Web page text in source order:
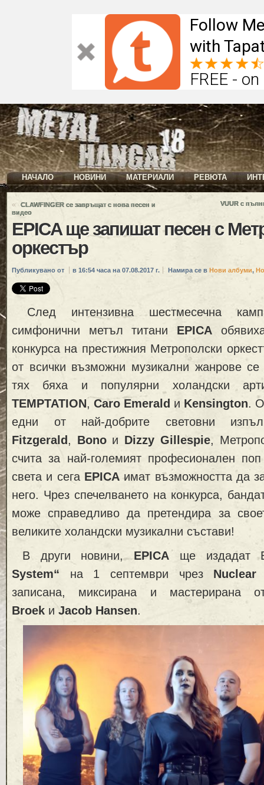
Follow
with
FREE -
НАЧАЛО НОВИНИ МАТЕРИАЛИ РЕВЮТА
«
CLAWFINGER се завръщат с нова песен и
видео
VUUR с
EPICA ще запишат песен с
оркестър
Публикувано от в 16:54 часа на 07.08.2017 г. Намира се в Нови албуми,
След интензивна шестмесечна
симфонични метъл титани EPICA
конкурса на престижния Метрополски
от всички възможни музикални жанрове се
тях бяха и популярни холандски
TEMPTATION, Caro Emerald и Kensington.
едни от най-добрите световни
Fitzgerald , Bonoи Dizzy Gillespie,
счита за най-големият професионален
света и сега EPICAимат възможността да
него. Чрез спечелването на конкурса,
може справедливо да претендира за
великите холандски музикални състави!
В други новини,EPICA ще издадат
System“ на 1 септември чрез
записана, миксирана и мастерирана
Broek и Jacob Hansen.